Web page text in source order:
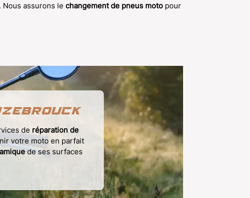
assurons le changement de pneus motopour
de réparation de
votre moto en parfait
de ses surfaces